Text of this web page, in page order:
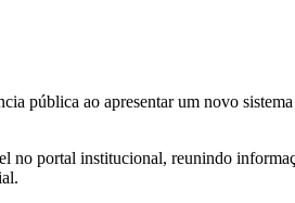
pública ao apresentar um novo
portal institucional, reunindo